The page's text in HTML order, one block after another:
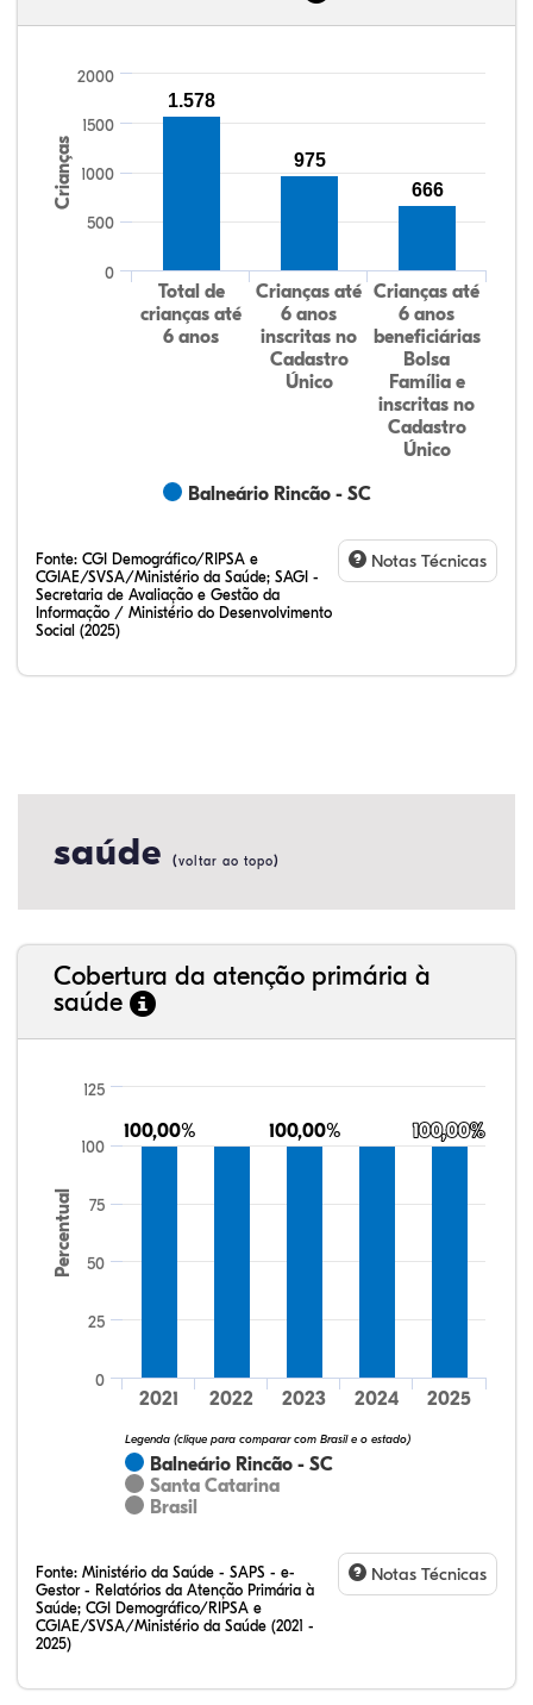
Crianças
Balneário Rincão - SC
Total de
crianças até
6 anos
Crianças até
6 anos
inscritas no
Cadastro
Único
Crianças até
6 anos
beneficiárias
Bolsa
Família e
inscritas no
Cadastro
Único
0
500
1000
1500
2000
1.578
975
666
Fonte: CGI Demográfico/RIPSA e
CGIAE/SVSA/Ministério da Saúde; SAGI -
Secretaria de Avaliação e Gestão da
Informação / Ministério do Desenvolvimento
Social (2025)
Notas Técnicas
saúde (voltar ao topo)
Cobertura da atenção primária à
saúde
Percentual
100,00%
100,00% 100,00%
100,00% 100,00%
100,00%
Balneário Rincão - SC
Santa Catarina
Brasil
Legenda (clique para comparar com Brasil e o estado)
2021 2022 2023 2024 2025
0
25
50
75
100
125
Fonte: Ministério da Saúde - SAPS - e-
Gestor - Relatórios da Atenção Primária à
Saúde; CGI Demográfico/RIPSA e
CGIAE/SVSA/Ministério da Saúde (2021 -
2025)
Notas Técnicas
72,73%
11,36%
0,00%
11,36%
4,55%
0,00%
32,28%
12,07%
0,23%
51,73%
2,94%
0,75%